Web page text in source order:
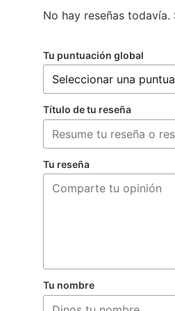
No hay reseñas
Tu puntuación global
Título de tu reseña
Tu reseña
Tu nombre